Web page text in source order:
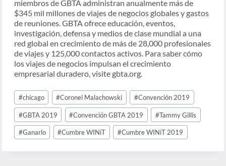
miembros de GBTA administran anualmente más de
$345 mil millones de viajes de negocios globales y gastos
de reuniones. GBTA ofrece educación, eventos,
investigación, defensa y medios de clase mundial a una
red global en crecimiento de más de 28,000 profesionales
de viajes y 125,000 contactos activos. Para saber cómo
los viajes de negocios impulsan el crecimiento
empresarial duradero, visite gbta.org.
Post
Tags:
#chicago #Coronel Malachowski #Convención 2019
#GBTA 2019 #Convención GBTA 2019 #Tammy Gillis
#Ganarlo #Cumbre WINiT #Cumbre WINiT 2019